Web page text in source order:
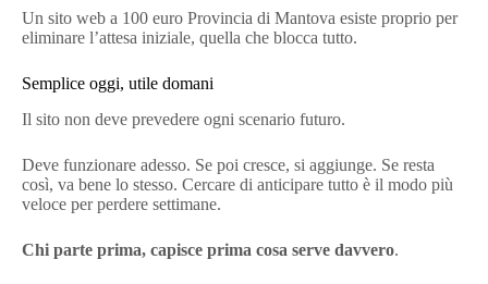
Un sito web a 100 euro Provincia di Mantova esiste proprio per
eliminare l’attesa iniziale, quella che blocca tutto.
Semplice oggi, utile domani
Il sito non deve prevedere ogni scenario futuro.
Deve funzionare adesso. Se poi cresce, si aggiunge. Se resta
così, va bene lo stesso. Cercare di anticipare tutto è il modo più
veloce per perdere settimane.
Chi parte prima, capisce prima cosa serve davvero.